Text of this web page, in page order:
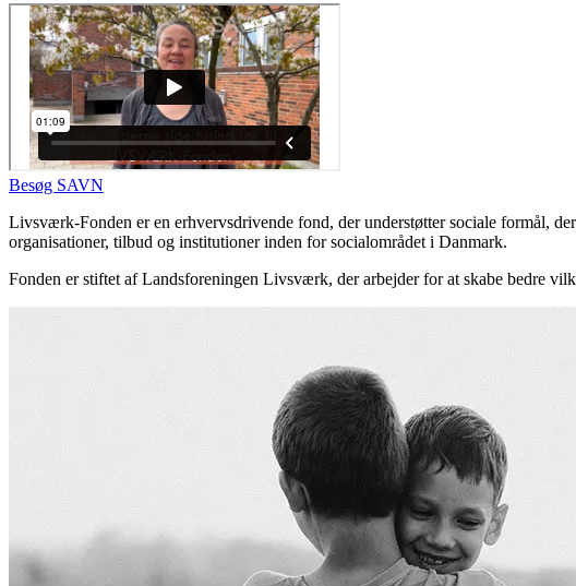
Besøg SAVN
Livsværk-Fonden er en erhvervsdrivende fond, der understøtter sociale formål,
organisationer, tilbud og institutioner inden for socialområdet i Danmark.
Fonden er stiftet af Landsforeningen Livsværk, der arbejder for at skabe bedre